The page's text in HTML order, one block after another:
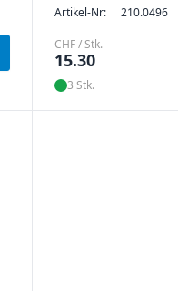
Artikel-Nr: 210.0496
CHF / Stk.
15.30
3 Stk.